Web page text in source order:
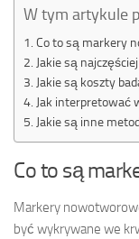
W tym artykule
Co to są markery
Jakie są
Jakie są koszty
Jak interpretować
Jakie są inne
Co to są
Markery
być wykrywane we